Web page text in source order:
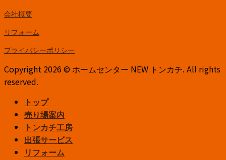
会社概要
リフォーム
プライバシーポリシー
Copyright 2026 © ホームセンター NEW トンカチ. All rights
reserved.
トップ
売り場案内
トンカチ工房
出張サービス
リフォーム